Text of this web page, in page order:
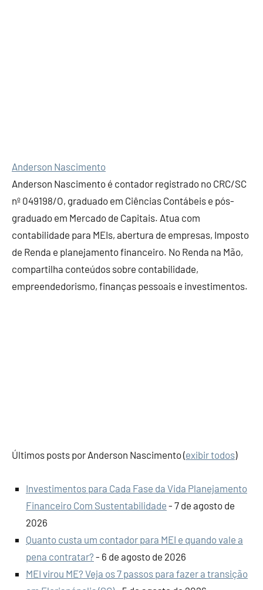
Anderson Nascimento
Anderson Nascimento é contador registrado no CRC/SC
nº 049198/O, graduado em Ciências Contábeis e pós-
graduado em Mercado de Capitais. Atua com
contabilidade para MEIs, abertura de empresas, Imposto
de Renda e planejamento financeiro. No Renda na Mão,
compartilha conteúdos sobre contabilidade,
empreendedorismo, finanças pessoais e investimentos.
Últimos posts por Anderson Nascimento(exibir todos)
Investimentos para Cada Fase da Vida Planejamento
Financeiro Com Sustentabilidade - 7 de agosto de
2026
Quanto custa um contador para MEI e quando vale a
pena contratar? - 6 de agosto de 2026
MEI virou ME? Veja os 7 passos para fazer a transição